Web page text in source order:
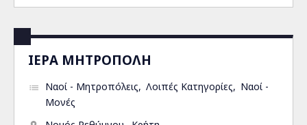
ΙΕΡΑ ΜΗΤΡΟΠΟΛΗ
Ναοί - Μητροπόλεις Λοιπές Κατηγορίες
Ναοί -
Μονές